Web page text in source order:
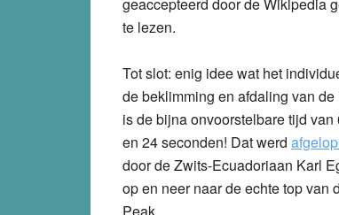
te lezen.
Tot slot: enig idee wat het
de beklimming en afdaling van
is de bijna onvoorstelbare tijd van
en 24 seconden! Dat werd
door de Zwits-Ecuadoriaan Karl
op en neer naar de echte top van
Peak.